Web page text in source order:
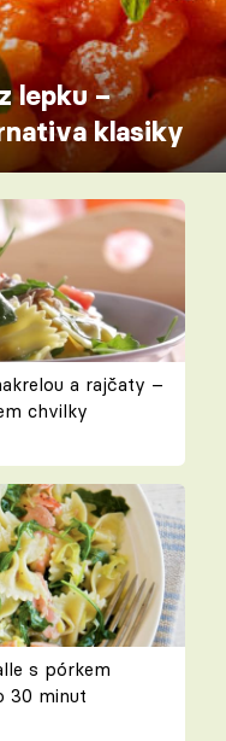
lepku –
klasiky
a rajčaty –
chvilky
s pórkem
30 minut